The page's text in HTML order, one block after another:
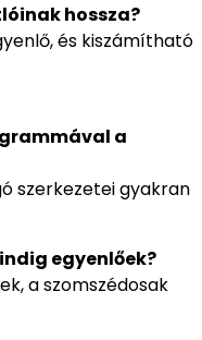
hossza?
és kiszámítható
a
szerkezetei gyakran
egyenlőek?
a szomszédosak